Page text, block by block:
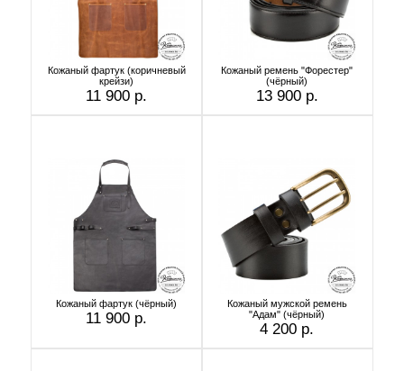
Кожаный фартук (коричневый
крейзи)
11 900 р.
Кожаный ремень "Форестер"
(чёрный)
13 900 р.
Кожаный фартук (чёрный)
11 900 р.
Кожаный мужской ремень
"Адам" (чёрный)
4 200 р.